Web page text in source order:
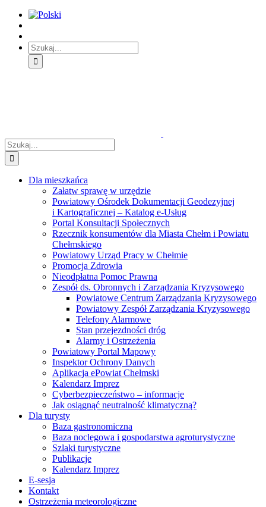
Skip
Treść
główna
Skip
Menu
główne
Skip
Menu
dodatkowe
Szukaj
Szukaj
Dla mieszkańca
Załatw sprawę w urzędzie
Powiatowy Ośrodek Dokumentacji Geodezyjnej
i Kartograficznej – Katalog e-Usług
Portal Konsultacji Społecznych
Rzecznik konsumentów dla Miasta Chełm i Powiatu
Chełmskiego
Powiatowy Urząd Pracy w Chełmie
Promocja Zdrowia
Nieodpłatna Pomoc Prawna
Zespół ds. Obronnych i Zarządzania Kryzysowego
Powiatowe Centrum Zarządzania Kryzysowego
Powiatowy Zespół Zarządzania Kryzysowego
Telefony Alarmowe
Stan przejezdności dróg
Alarmy i Ostrzeżenia
Powiatowy Portal Mapowy
Inspektor Ochrony Danych
Aplikacja ePowiat Chełmski
Kalendarz Imprez
Cyberbezpieczeństwo – informacje
Jak osiągnąć neutralność klimatyczną?
Dla turysty
Baza gastronomiczna
Baza noclegowa i gospodarstwa agroturystyczne
Szlaki turystyczne
Publikacje
Kalendarz Imprez
E-sesja
Kontakt
Ostrzeżenia meteorologiczne